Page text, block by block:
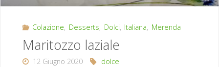
Colazione, Desserts, Dolci, Italiana, Merenda
Maritozzo laziale
12 Giugno 2020 dolce